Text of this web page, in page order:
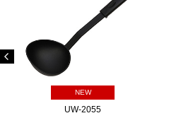
NEW
UW-2055